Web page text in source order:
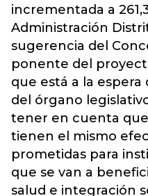
incrementada a
Administración
sugerencia del
ponente del
que está a la
del órgano
tener en cuenta
tienen el mismo
prometidas para
que se van a
salud e integración